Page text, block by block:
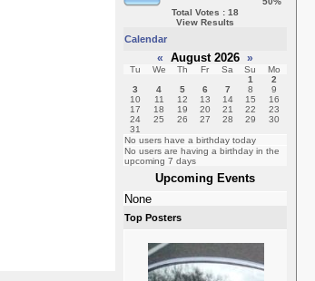
Total Votes : 18
View Results
Calendar
« August 2026 »
Tu We Th Fr Sa Su
Mo
1
2
3
4 5 6 7 8
9
10
11 12 13 14 15
16
17
18 19 20 21 22
23
24
25 26 27 28 29
30
31
No users have a birthday today
No users are having a birthday in the
upcoming 7 days
Upcoming Events
None
Top Posters